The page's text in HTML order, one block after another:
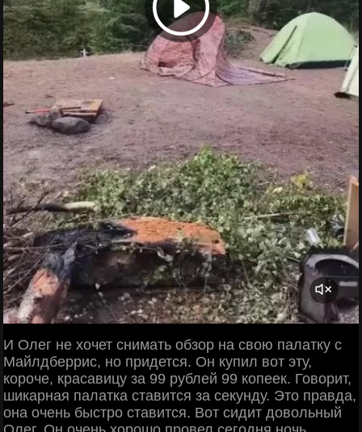
И Олег не хочет снимать обзор на свою палатку с
Майлдберрис, но придется. Он купил вот эту,
короче, красавицу за 99 рублей 99 копеек. Говорит,
шикарная палатка ставится за секунду. Это правда,
она очень быстро ставится. Вот сидит довольный